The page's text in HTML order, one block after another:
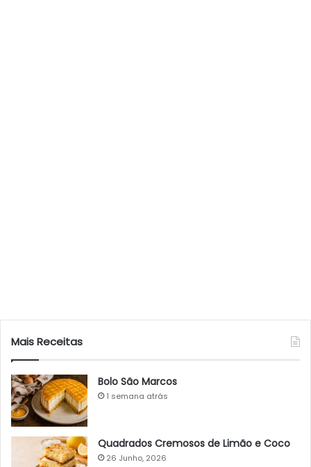
Mais Receitas
Bolo São Marcos
1 semana atrás
Quadrados Cremosos de Limão e Coco
26 Junho, 2026